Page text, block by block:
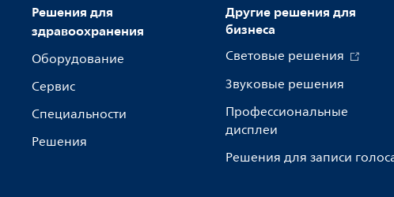
Решения для
здравоохранения
Оборудование
Сервис
Специальности
Решения
Другие решения для
бизнеса
Световые решения
Звуковые решения
Профессиональные
дисплеи
Решения для записи